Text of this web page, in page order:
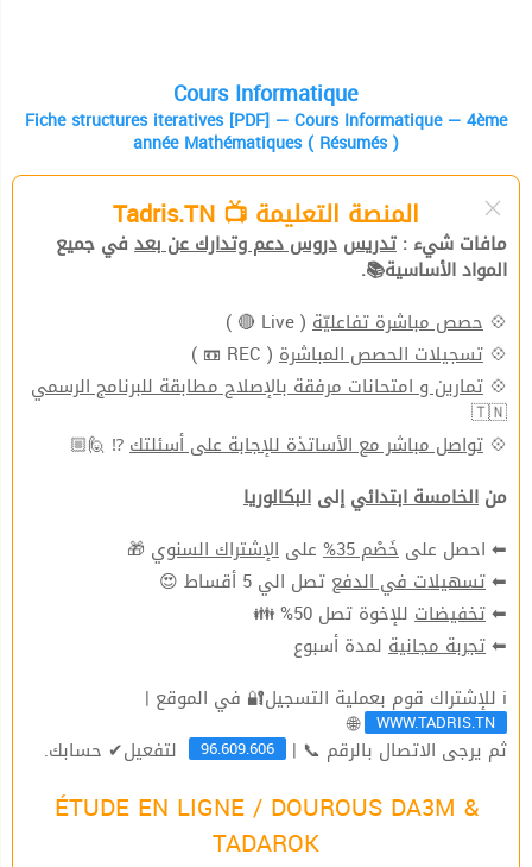
Cours Informatique
Fiche structures iteratives [PDF] — Cours Informatique — 4ème
année Mathématiques ( Résumés )
المنصة التعليمة 📺 Tadris.TN
مافات شيء : تدريس دروس دعم وتدارك عن بعد في جميع
المواد الأساسية📚.
💠 حصص مباشرة تفاعليّة ( Live 🔴 )
💠 تسجيلات الحصص المباشرة ( REC 📼 )
💠 تمارين و امتحانات مرفقة بالإصلاح مطابقة للبرنامج الرسمي
🇹🇳
💠 تواصل مباشر مع الأساتذة للإجابة على أسئلتك⁉ 🙋🏼
من الخامسة ابتدائي إلى البكالوريا
⬅ احصل على خَصْم 35% على الإشتراك السنوي 🎁
⬅تسهيلات في الدفع تصل الي 5 أقساط 😍
⬅تخفيضات للإخوة تصل 50% 👪
⬅تجربة مجانية لمدة أسبوع
ℹ للإشتراك قوم بعملية التسجيل🔐 في الموقع |
WWW.TADRIS.TN
🌐
ثم يرجى الاتصال بالرقم 📞 | 96.609.606 لتفعيل✔ حسابك.
ÉTUDE EN LIGNE / DOUROUS DA3M &
TADAROK